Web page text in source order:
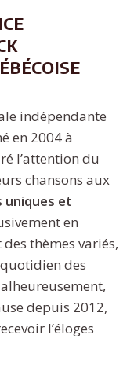
indépendante
en 2004 à
l’attention du
chansons aux
uniques et
en
thèmes variés,
des
depuis 2012,
l’éloges